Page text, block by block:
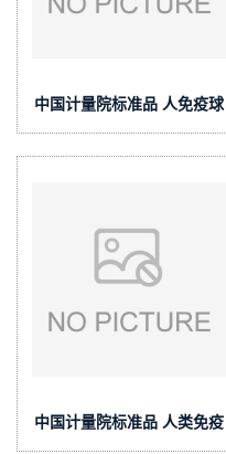
中国计量院标准品 人免疫球
蛋白IgA(液体)系列标准物质
中国计量院标准品 人类免疫